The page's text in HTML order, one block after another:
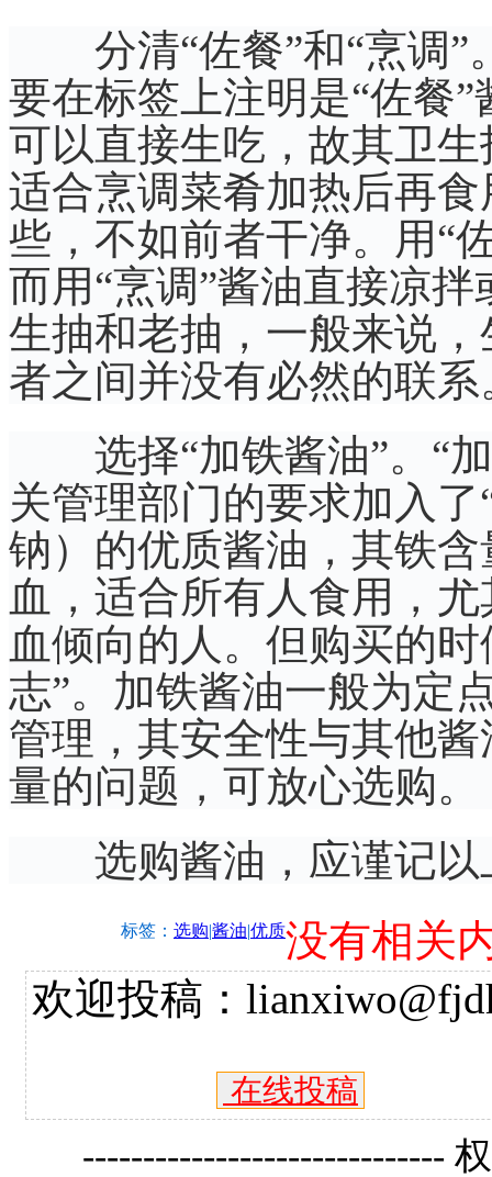
分清“佐餐”和“烹调”
要在标签上注明是“佐餐
可以直接生吃，故其卫
适合烹调菜肴加热后再
些，不如前者干净。用“
而用“烹调”酱油直接凉
生抽和老抽，一般来说
者之间并没有必然的联系
选择“加铁酱油”。“加
关管理部门的要求加入
钠）的优质酱油，其铁
血，适合所有人食用，
血倾向的人。但购买的
志”。加铁酱油一般为定
管理，其安全性与其他
量的问题，可放心选购。
选购酱油，应谨记以
标签： 选购|酱油|优质没有相关
欢迎投稿：
在线投稿
------------------------------